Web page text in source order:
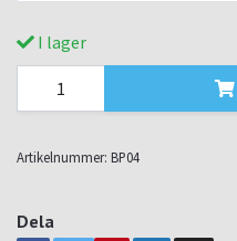
I lager
Artikelnummer: BP04
Dela